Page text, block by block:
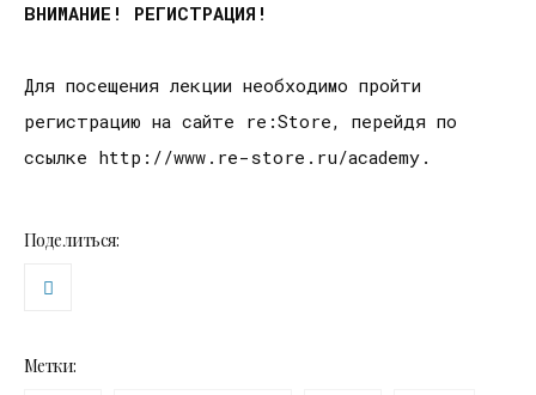
ВНИМАНИЕ! РЕГИСТРАЦИЯ !
Для посещения лекции необходимо пройти
регистрацию на сайте re:Store, перейдя по
ссылке http://www.re-store.ru/academy.
Поделиться:
Метки: